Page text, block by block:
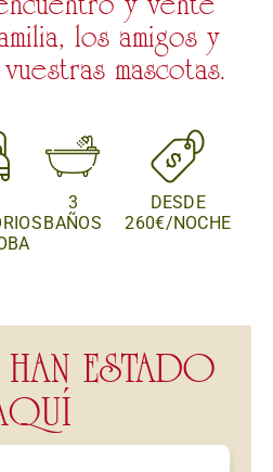
los amigos y
mascotas.
3
BAÑOS
DESDE
260€/NOCHE
ESTADO